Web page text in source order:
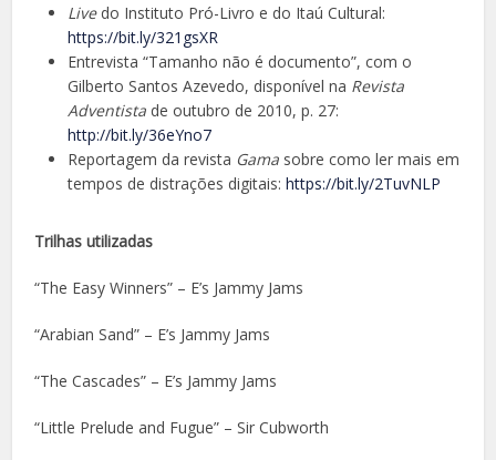
Livedo Instituto Pró-Livro e do Itaú Cultural:
https://bit.ly/321gsXR
Entrevista “Tamanho não é documento”, com o
Gilberto Santos Azevedo, disponível na Revista
Adventista de outubro de 2010, p. 27:
http://bit.ly/36eYno7
Reportagem da revista Gama sobre como ler mais em
tempos de distrações digitais:https://bit.ly/2TuvNLP
Trilhas utilizadas
“The Easy Winners” – E’s Jammy Jams
“Arabian Sand” – E’s Jammy Jams
“The Cascades” – E’s Jammy Jams
“Little Prelude and Fugue” – Sir Cubworth